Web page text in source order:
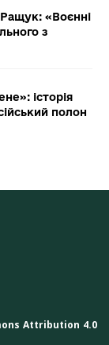
«Воєнні
з
історія
полон
Attribution 4.0